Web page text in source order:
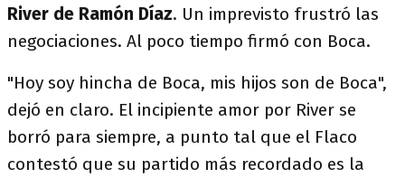
River de Ramón Díaz. Un imprevisto frustró las
negociaciones. Al poco tiempo firmó con Boca.
"Hoy soy hincha de Boca, mis hijos son de Boca",
dejó en claro. El incipiente amor por River se
borró para siempre, a punto tal que el Flaco
contestó que su partido más recordado es la